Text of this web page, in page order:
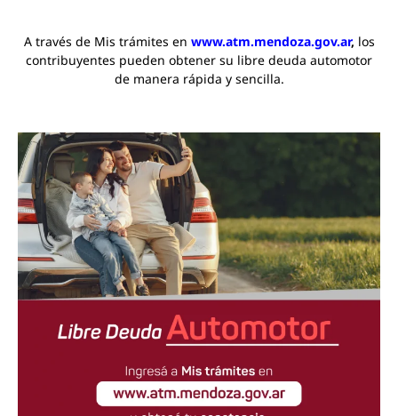
A través de Mis trámites en www.atm.mendoza.gov.ar, los
contribuyentes pueden obtener su libre deuda automotor
de manera rápida y sencilla.